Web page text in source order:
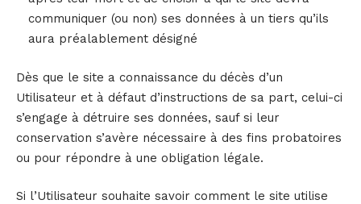
communiquer (ou non) ses données à un tiers qu’ils
aura préalablement désigné
Dès que le site a connaissance du décès d’un
Utilisateur et à défaut d’instructions de sa part, celui-ci
s’engage à détruire ses données, sauf si leur
conservation s’avère nécessaire à des fins probatoires
ou pour répondre à une obligation légale.
Si l’Utilisateur souhaite savoir comment le site utilise